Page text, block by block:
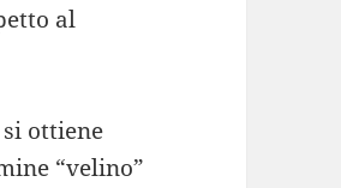
al
si ottiene
“velino”